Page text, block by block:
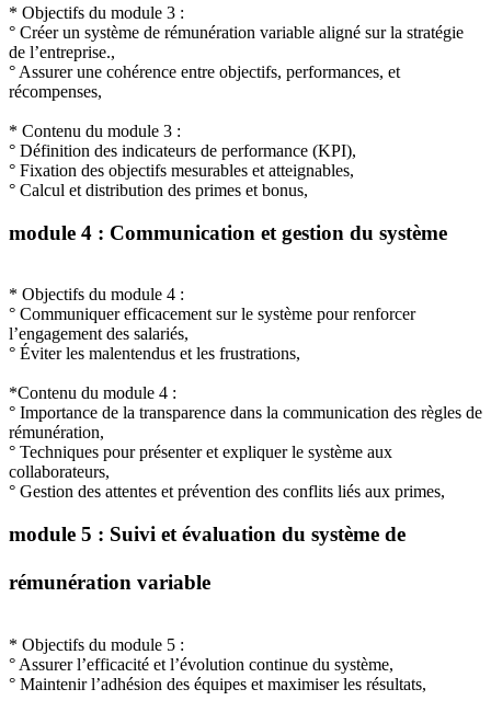
* Objectifs du module 3 :
° Créer un système de rémunération variable aligné sur la stratégie
de l’entreprise.,
° Assurer une cohérence entre objectifs, performances, et
récompenses,
* Contenu du module 3 :
° Définition des indicateurs de performance (KPI),
° Fixation des objectifs mesurables et atteignables,
° Calcul et distribution des primes et bonus,
module 4 : Communication et gestion du système
* Objectifs du module 4 :
° Communiquer efficacement sur le système pour renforcer
l’engagement des salariés,
° Éviter les malentendus et les frustrations,
*Contenu du module 4 :
° Importance de la transparence dans la communication des règles de
rémunération,
° Techniques pour présenter et expliquer le système aux
collaborateurs,
° Gestion des attentes et prévention des conflits liés aux primes,
module 5 : Suivi et évaluation du système de
rémunération variable
* Objectifs du module 5 :
° Assurer l’efficacité et l’évolution continue du système,
° Maintenir l’adhésion des équipes et maximiser les résultats,